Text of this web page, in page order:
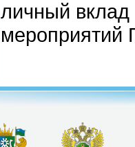
личный вклад
мероприятий